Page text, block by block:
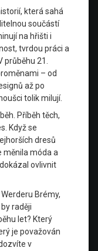
která sahá
součástí
na hřišti i
tvrdou práci a
21.
– od
až po
tolik milují.
Příběh těch,
Když se
dresů
měnila móda a
ovlivnit
Brémy,
raději
let? Který
je považován
v